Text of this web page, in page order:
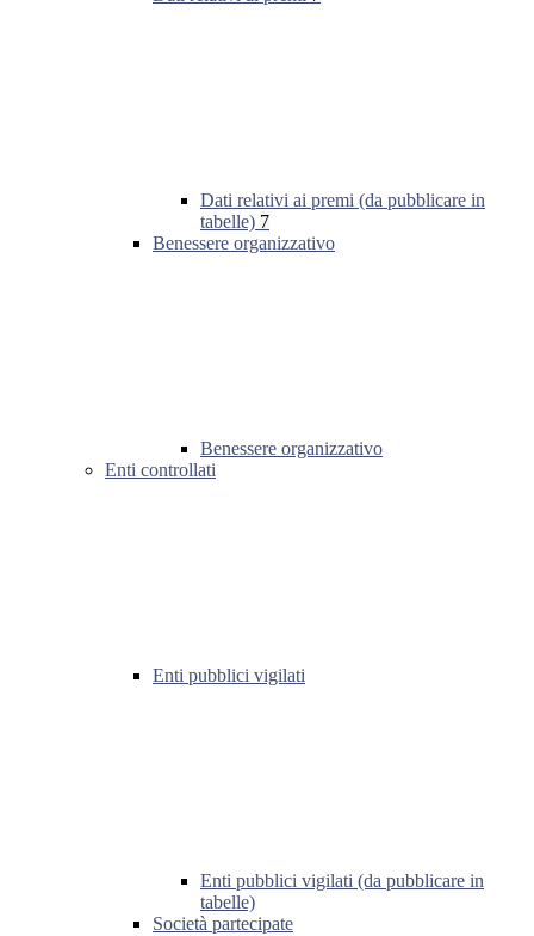
Dati relativi ai premi (da pubblicare in
tabelle) 7
Benessere organizzativo
Benessere organizzativo
Enti controllati
Enti pubblici vigilati
Enti pubblici vigilati (da pubblicare in
tabelle)
Società partecipate